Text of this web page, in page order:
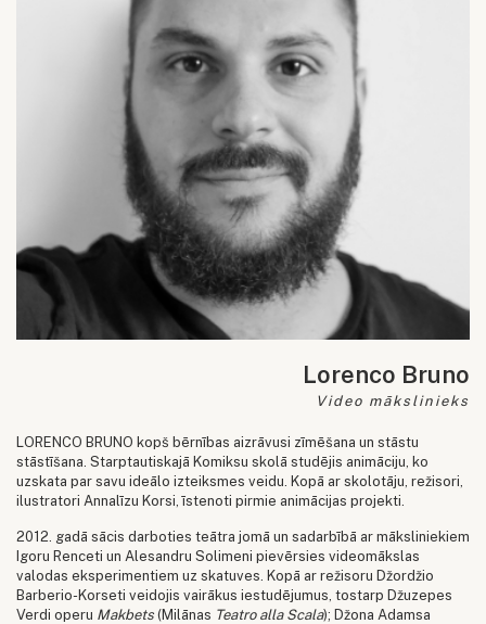
Lorenco Bruno
Video mākslinieks
LORENCO BRUNO kopš bērnības aizrāvusi zīmēšana un stāstu
stāstīšana. Starptautiskajā Komiksu skolā studējis animāciju, ko
uzskata par savu ideālo izteiksmes veidu. Kopā ar skolotāju, režisori,
ilustratori Annalīzu Korsi, īstenoti pirmie animācijas projekti.
2012. gadā sācis darboties teātra jomā un sadarbībā ar māksliniekiem
Igoru Renceti un Alesandru Solimeni pievērsies videomākslas
valodas eksperimentiem uz skatuves. Kopā ar režisoru Džordžio
Barberio-Korseti veidojis vairākus iestudējumus, tostarp Džuzepes
Verdi operu Makbets (Milānas Teatro alla Scala); Džona Adamsa